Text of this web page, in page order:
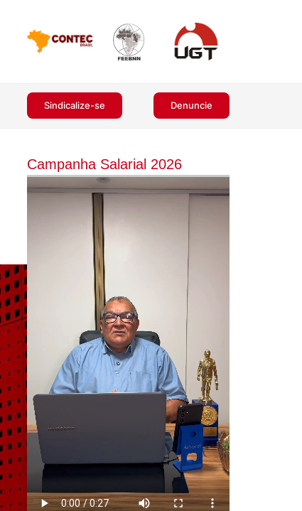
Sindicalize-se Denuncie
Campanha Salarial 2026